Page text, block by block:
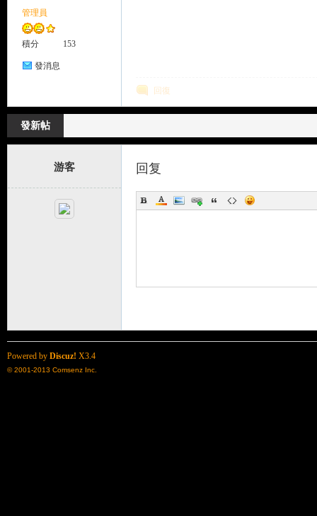
管理員
積分 153
發消息
回復
發新帖
游客 回复
Powered by Discuz! X3.4
© 2001-2013 Comsenz Inc.